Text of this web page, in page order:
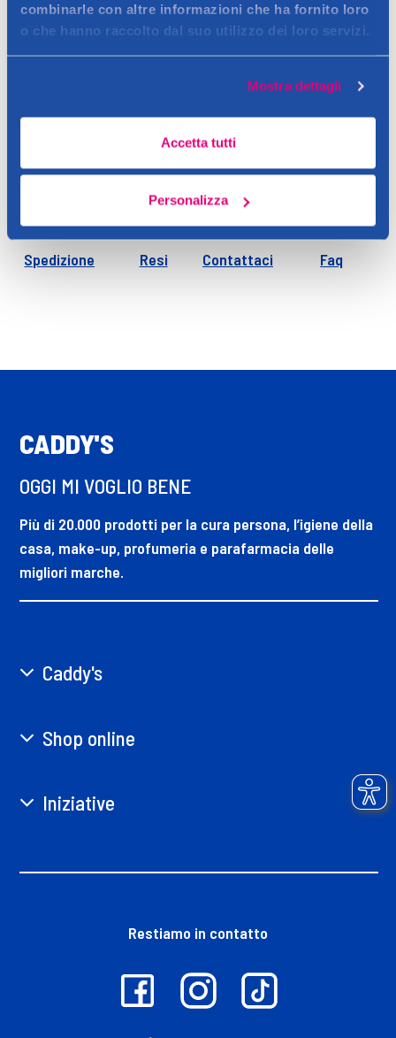
combinarle con altre informazioni che ha fornito loro
o che hanno raccolto dal suo utilizzo dei loro servizi.
Mostra dettagli
Accetta tutti
Personalizza
Spedizione Resi Contattaci Faq
CADDY'S
OGGI MI VOGLIO BENE
Più di 20.000 prodotti per la cura persona, l’igiene della
casa, make-up, profumeria e parafarmacia delle
migliori marche.
Caddy's
Shop online
Iniziative
Restiamo in contatto